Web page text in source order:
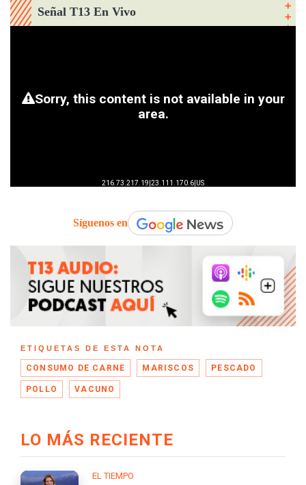
Señal T13 En Vivo
Síguenos en
ETIQUETAS DE ESTA NOTA
CONSUMO DE CARNE MARISCOS PESCADO
POLLO VACUNO
LO MÁS RECIENTE
EL TIEMPO